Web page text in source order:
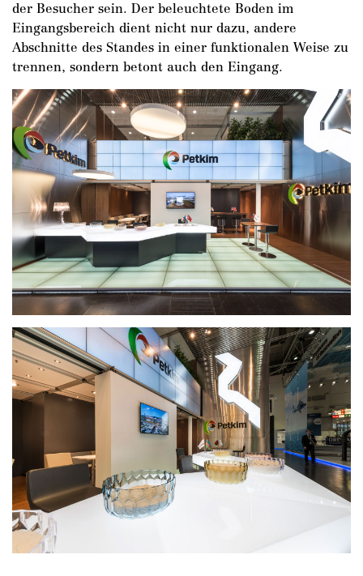
der Besucher sein. Der beleuchtete Boden im
Eingangsbereich dient nicht nur dazu, andere
Abschnitte des Standes in einer funktionalen Weise zu
trennen, sondern betont auch den Eingang.